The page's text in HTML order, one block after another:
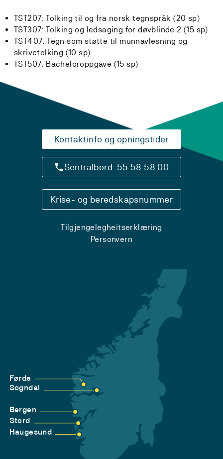
TST207: Tolking til og fra norsk tegnspråk (20 sp)
TST307: Tolking og ledsaging for døvblinde 2 (15 sp)
TST407: Tegn som støtte til munnavlesning og
skrivetolking (10 sp)
TST507: Bacheloroppgave (15 sp)
Kontaktinfo og opningstider
Sentralbord: 55 58 58 00
Krise- og beredskapsnummer
Tilgjengelegheitserklæring
Personvern
Førde
Sogndal
Bergen
Stord
Haugesund